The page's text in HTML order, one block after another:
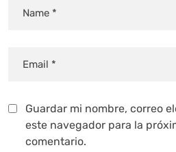
Guardar mi nombre, correo
este navegador para la
comentario.